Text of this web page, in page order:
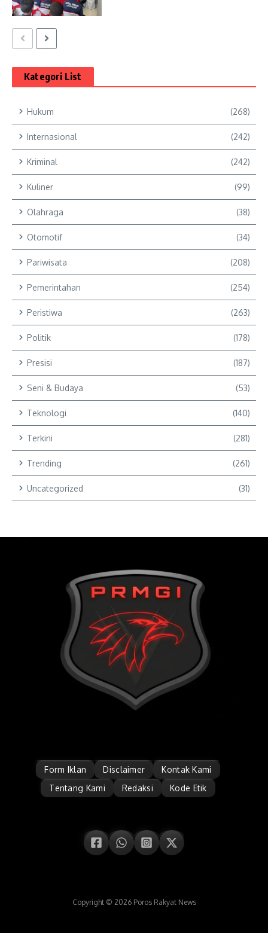
Kategori List
Hukum (268)
Internasional (242)
Kriminal (242)
Kuliner (99)
Olahraga (38)
Otomotif (34)
Pariwisata (208)
Pemerintahan (254)
Peristiwa (263)
Politik (178)
Presisi (187)
Seni & Budaya (53)
Teknologi (140)
Terkini (281)
Trending (261)
Uncategorized (31)
Form Iklan Disclaimer
Kontak Kami
Tentang Kami
Redaksi Kode Etik
Copyright © 2026 Poros Rakyat News